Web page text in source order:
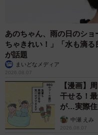
空洞を生かし、グラタンパンに
今回の投稿については
を出していいのかな」と
いの講師からも「初めて
あのちゃん、雨の日のシ
ちゃきれい！」「水も滴
が話題
まいどなメディア
2026.08.07
【漫画】
干せる！
が…実際住
中瀬 えみ
2026.08.07